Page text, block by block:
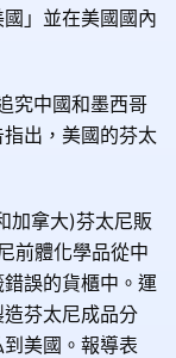
」並在美國國內
究中國和墨西哥
出，美國的芬太
加拿大)芬太尼販
前體化學品從中
誤的貨櫃中。運
芬太尼成品分
美國。報導表